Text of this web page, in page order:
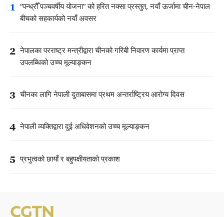
1 “पन्ध्रौँ पञ्चवर्षीय योजना” को हरित नक्सा प्रस्तुत, नयाँ ऊर्जामा चीन-नेपाल
बीचको सहकार्यको नयाँ अवसर
2 नेपालका परराष्ट्र मन्त्रीद्वारा चीनको गरिबी निवारण कार्यमा प्राप्त
उपलब्धिको उच्च मूल्याङ्कन
3 चीनका लागि नेपाली दुताबासमा प्रथम अन्तर्राष्ट्रिय आरोग्य दिवस
4 नेपाली व्यक्तिद्वारा दुई अधिवेशनको उच्च मूल्याङ्कन
5 प्रभुत्वको छायाँ र बहुपक्षीयताको प्रकाश